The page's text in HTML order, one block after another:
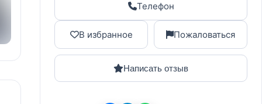
Телефон
В избранное Пожаловаться
Написать отзыв